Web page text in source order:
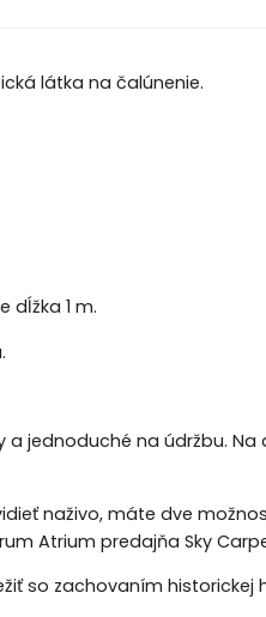
látka na čalúnenie.
dĺžka 1 m.
jednoduché na údržbu.
naživo, máte dve
Atrium predajňa Sky
so zachovaním historickej